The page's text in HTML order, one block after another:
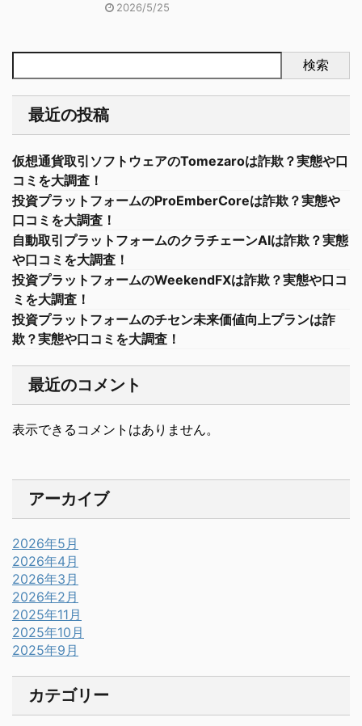
2026/5/25
検索
最近の投稿
仮想通貨取引ソフトウェアのTomezaroは詐欺？実態や口
コミを大調査！
投資プラットフォームのProEmberCoreは詐欺？実態や
口コミを大調査！
自動取引プラットフォームのクラチェーンAIは詐欺？実態
や口コミを大調査！
投資プラットフォームのWeekendFXは詐欺？実態や口コ
ミを大調査！
投資プラットフォームのチセン未来価値向上プランは詐
欺？実態や口コミを大調査！
最近のコメント
表示できるコメントはありません。
アーカイブ
2026年5月
2026年4月
2026年3月
2026年2月
2025年11月
2025年10月
2025年9月
カテゴリー